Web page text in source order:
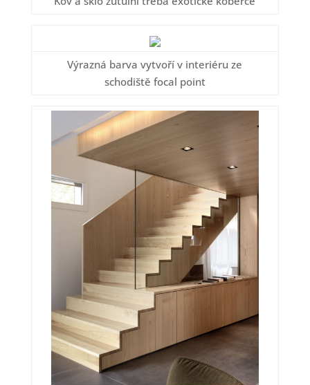
Výrazná barva vytvoří v interiéru ze
schodiště focal point